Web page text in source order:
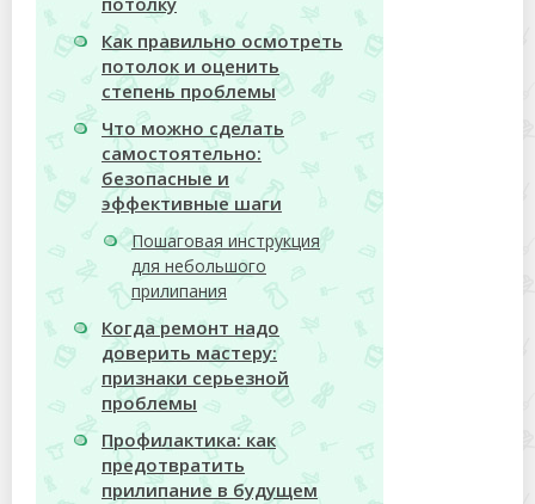
Как правильно осмотреть
потолок и оценить
степень проблемы
Что можно сделать
самостоятельно:
безопасные и
эффективные шаги
Пошаговая инструкция
для небольшого
прилипания
Когда ремонт надо
доверить мастеру:
признаки серьезной
проблемы
Профилактика: как
предотвратить
прилипание в будущем